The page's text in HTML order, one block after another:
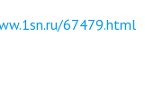
67479.html